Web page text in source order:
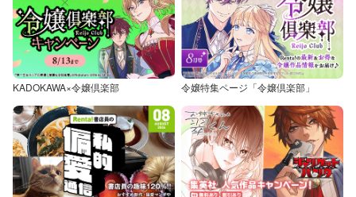
KADOKAWA×令嬢倶楽部 令嬢特集ページ「令嬢倶楽部」